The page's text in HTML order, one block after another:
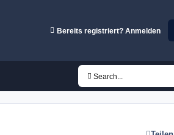
Bereits registriert? Anmelden
Search...